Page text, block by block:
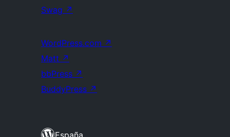
Swag ↗
WordPress.com ↗
Matt ↗
bbPress ↗
BuddyPress ↗
España